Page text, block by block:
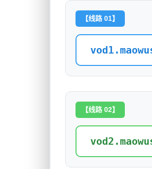
【线路 01】
【线路 02】